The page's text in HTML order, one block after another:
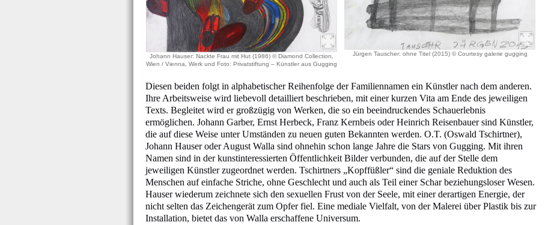
Johann Hauser: Nackte Frau mit Hut (1986) © Diamond Collection,
Wien / Vienna, Werk und Foto: Privatstiftung – Künstler aus Gugging
Jürgen Tauscher: ohne Titel (2015) © Courtesy galerie gugging
Diesen beiden folgt in alphabetischer Reihenfolge der Familiennamen ein Künstler nach dem anderen.
Ihre Arbeitsweise wird liebevoll detailliert beschrieben, mit einer kurzen Vita am Ende des jeweiligen
Texts. Begleitet wird er großzügig von Werken, die so ein beeindruckendes Schauerlebnis
ermöglichen. Johann Garber, Ernst Herbeck, Franz Kernbeis oder Heinrich Reisenbauer sind Künstler,
die auf diese Weise unter Umständen zu neuen guten Bekannten werden. O.T. (Oswald Tschirtner),
Johann Hauser oder August Walla sind ohnehin schon lange Jahre die Stars von Gugging. Mit ihren
Namen sind in der kunstinteressierten Öffentlichkeit Bilder verbunden, die auf der Stelle dem
jeweiligen Künstler zugeordnet werden. Tschirtners „Kopffüßler“ sind die geniale Reduktion des
Menschen auf einfache Striche, ohne Geschlecht und auch als Teil einer Schar beziehungsloser Wesen.
Hauser wiederum zeichnete sich den sexuellen Frust von der Seele, mit einer derartigen Energie, der
nicht selten das Zeichengerät zum Opfer fiel. Eine mediale Vielfalt, von der Malerei über Plastik bis zur
Installation, bietet das von Walla erschaffene Universum.